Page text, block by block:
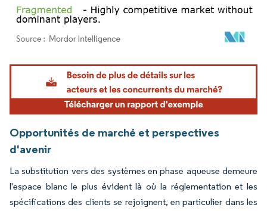
Image © Mordor Intelligence. La réutilisation nécessite une attribution sous CC BY
Opportunités de marché et perspectives
d'avenir
La substitution vers des systèmes en phase aqueuse demeure
l'espace blanc le plus évident là où la réglementation et les
spécifications des clients se rejoignent, en particulier dans les